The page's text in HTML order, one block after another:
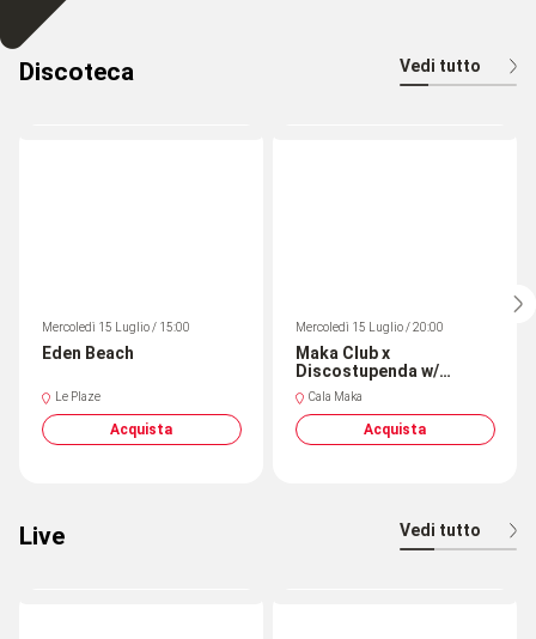
Discoteca Vedi tutto
Mercoledì 15 Luglio / 15:00
Eden Beach
Le Plaze
Acquista
Mercoledì 15 Luglio / 20:00
Maka Club x
Discostupenda w/
Tommiboy all night long
Cala Maka
Acquista
Live Vedi tutto